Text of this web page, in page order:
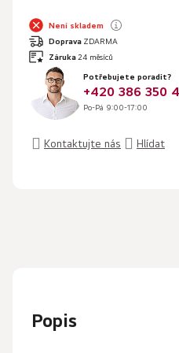
Není skladem
Doprava ZDARMA
Záruka 24 měsíců
Potřebujete poradit?
+420 386 350
Po-Pá 9:00-17:00
Kontaktujte nás Hlídat
Popis